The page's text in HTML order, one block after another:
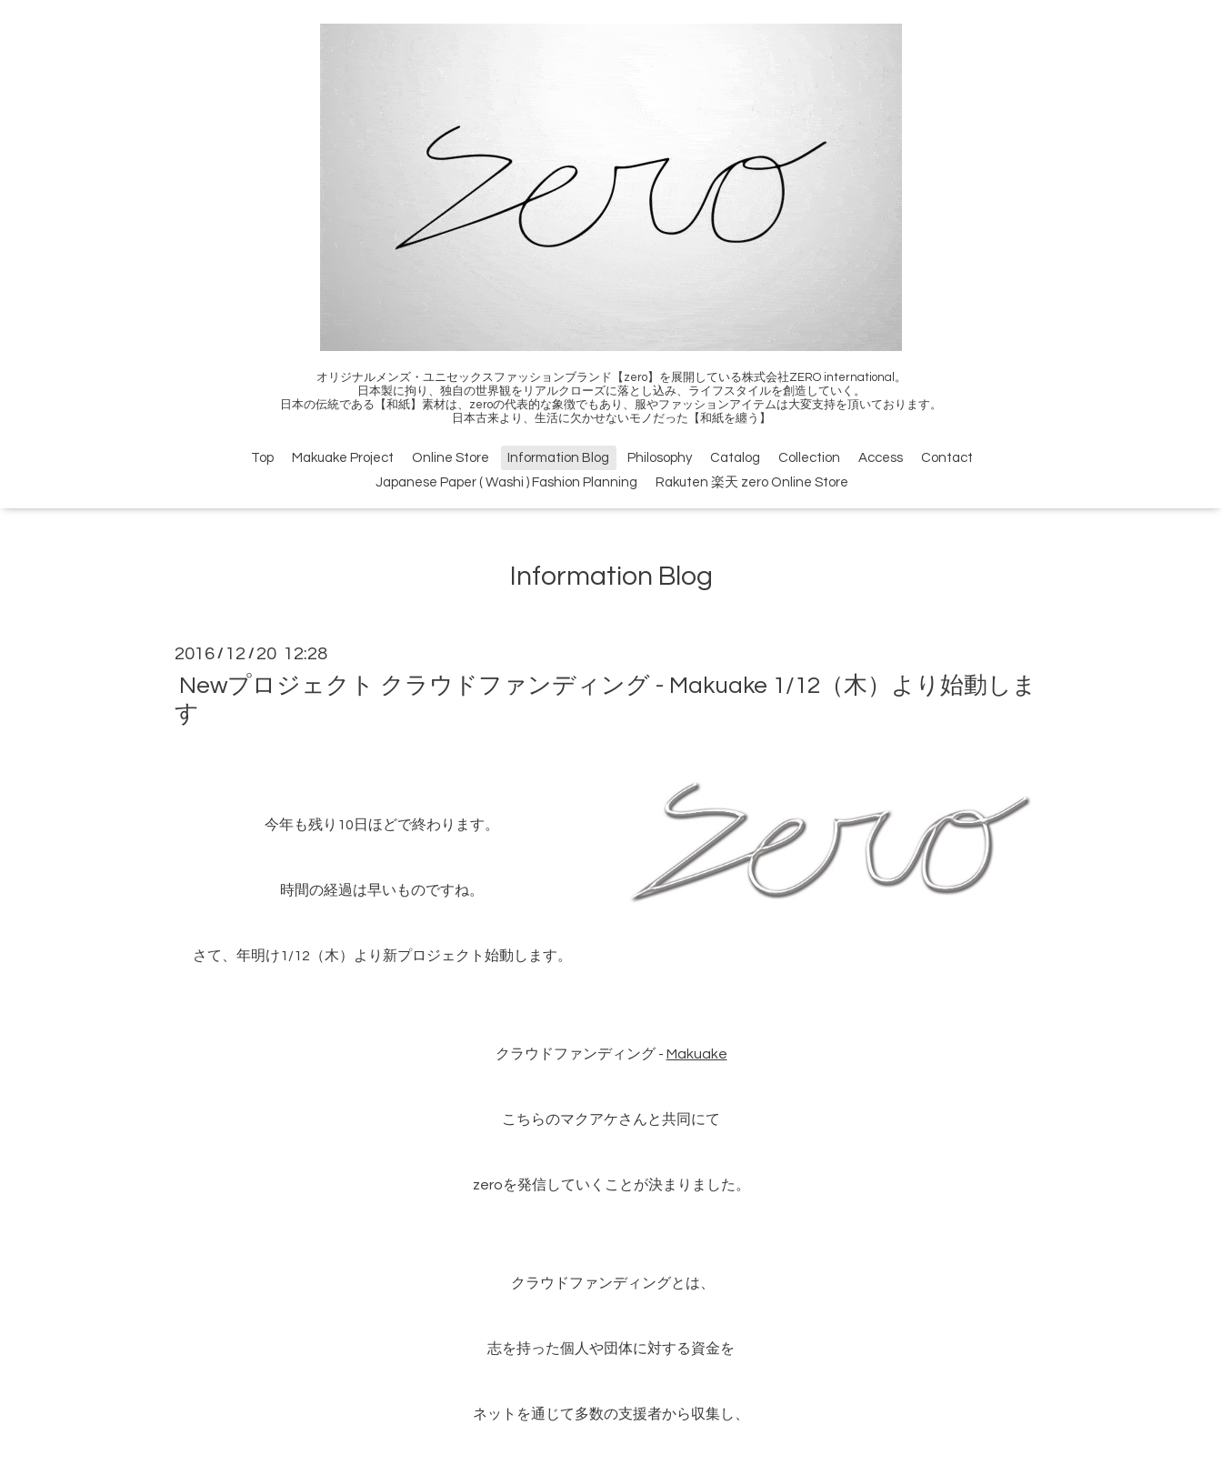
オリジナルメンズ・ユニセックスファッションブランド【zero】を展開している株式会社ZERO international。
日本製に拘り、独自の世界観をリアルクローズに落とし込み、ライフスタイルを創造していく。
日本の伝統である【和紙】素材は、zeroの代表的な象徴でもあり、服やファッションアイテムは大変支持を頂いております。
日本古来より、生活に欠かせないモノだった【和紙を纏う】
Top Makuake Project Online Store Information Blog Philosophy Catalog Collection Access
Contact
Japanese Paper ( Washi ) Fashion Planning
Rakuten 楽天 zero Online Store
Information Blog
2016 / 12 / 20 12:28
Newプロジェクト クラウドファンディング - Makuake 1/12（木）より始動しま
す
今年も残り10日ほどで終わります。
時間の経過は早いものですね。
さて、年明け1/12（木）より新プロジェクト始動します。
クラウドファンディング - Makuake
こちらのマクアケさんと共同にて
zeroを発信していくことが決まりました。
クラウドファンディングとは、
志を持った個人や団体に対する資金を
ネットを通じて多数の支援者から収集し、